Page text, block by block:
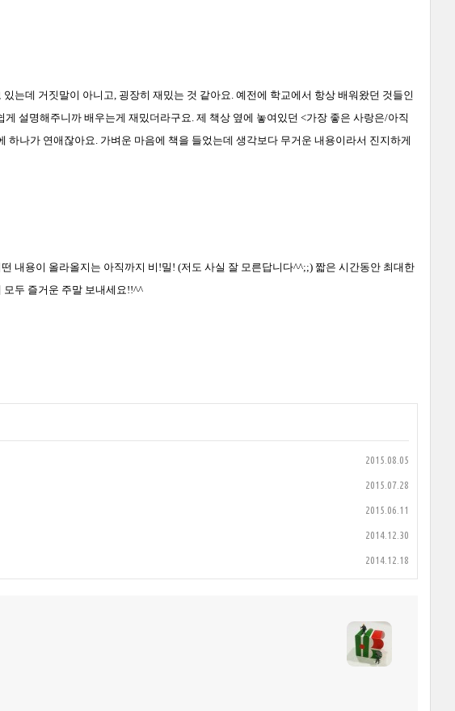
있는데 거짓말이 아니고, 굉장히 재밌는 것 같아요. 예전에 학교에서 항상 배워왔던 것들인
게 설명해주니까 배우는게 재밌더라구요. 제 책상 옆에 놓여있던 <가장 좋은 사랑은/아직
하나가 연애잖아요. 가벼운 마음에 책을 들었는데 생각보다 무거운 내용이라서 진지하게
내용이 올라올지는 아직까지 비 !밀 ! (저도 사실 잘 모른답니다^^;;) 짧은 시간동안 최대한
모두 즐거운 주말 보내세요!!^^
2015.08.05
2015.07.28
2015.06.11
2014.12.30
2014.12.18